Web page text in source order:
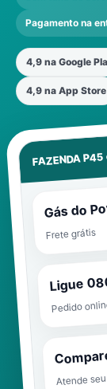
Pagamento na
4,9 na Google
4,9 na App Store
FAZENDA
Gás do
Frete grátis
Ligue
Pedido
Atende